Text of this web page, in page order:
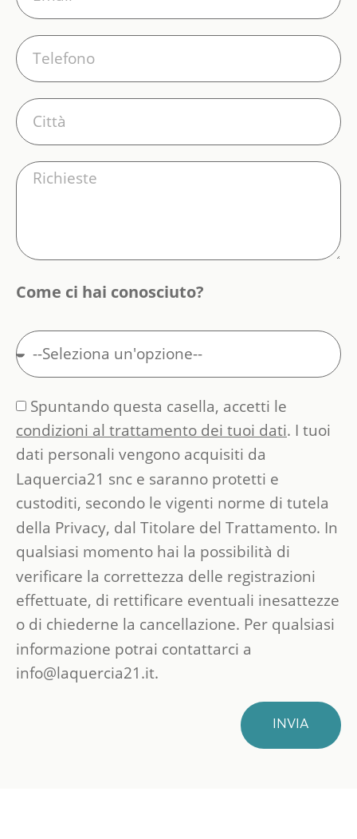
Come ci hai conosciuto?
Spuntando questa casella, accetti le
condizioni al trattamento dei tuoi dati. I tuoi
dati personali vengono acquisiti da
Laquercia21 snc e saranno protetti e
custoditi, secondo le vigenti norme di tutela
della Privacy, dal Titolare del Trattamento. In
qualsiasi momento hai la possibilità di
verificare la correttezza delle registrazioni
effettuate, di rettificare eventuali inesattezze
o di chiederne la cancellazione. Per qualsiasi
informazione potrai contattarci a
info@laquercia21.it.
INVIA